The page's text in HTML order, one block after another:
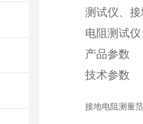
测试仪、
电阻测试
产品参数
技术参数
接地电阻测量